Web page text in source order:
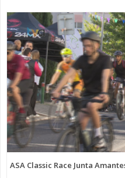
ASA Classic Race Junta